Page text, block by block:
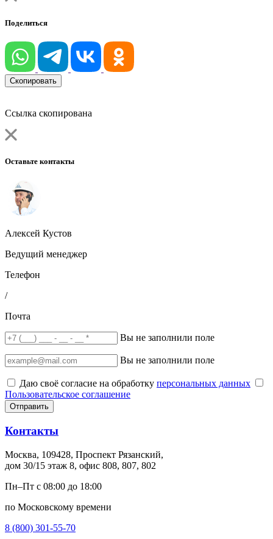
Поделиться
Скопировать
Ссылка скопирована
Оставьте контакты
Алексей Кустов
Ведущий менеджер
Телефон
/
Почта
Вы не заполнили поле
Вы не заполнили поле
Даю своё согласие на обработку персональных данных
Пользовательское соглашение
Отправить
Контакты
Москва, 109428, Проспект Рязанский,
дом 30/15 этаж 8, офис 808, 807, 802
Пн–Пт с 08:00 до 18:00
по Московскому времени
8 (800) 301-55-70